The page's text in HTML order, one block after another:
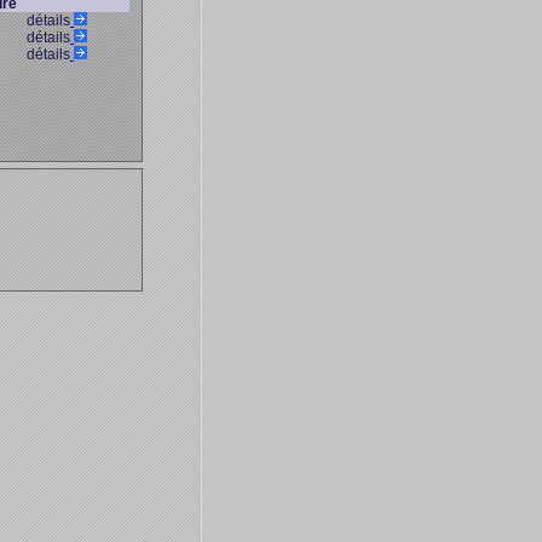
détails
détails
détails